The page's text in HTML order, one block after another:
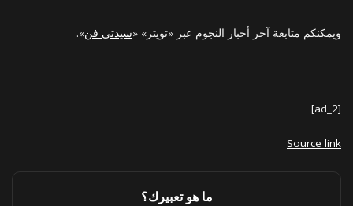
ويمكنكم متابعة آخر أخبار النجوم عبر «تويتر» «سيدتي فن».
[ad_2]
Source link
ما هو تعبيرك؟